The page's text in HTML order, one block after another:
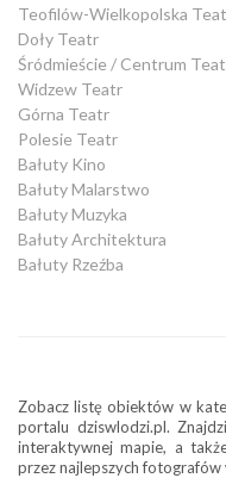
Teofilów-Wielkopolska
Doły Teatr
Śródmieście / Centrum
Widzew Teatr
Górna Teatr
Polesie Teatr
Bałuty Kino
Bałuty Malarstwo
Bałuty Muzyka
Bałuty Architektura
Bałuty Rzeźba
Zobacz listę obiektów w
portalu dziswlodzi.pl.
interaktywnej mapie, a
przez najlepszych